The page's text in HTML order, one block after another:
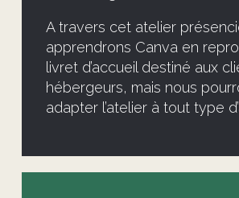
A travers cet atelier
apprendrons Canva en
livret d’accueil destiné aux
hébergeurs, mais nous
adapter l’atelier à tout type